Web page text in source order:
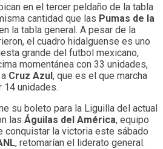
en el tercer peldaño de la tabla
cantidad que las Pumas de la
la tabla general. A pesar de la
el cuadro hidalguense es uno
grande del futbol mexicano,
momentánea con 33 unidades,
Cruz Azul, que es el que marcha
14 unidades.
su boleto para la Liguilla del actual
las Águilas del América, equipo
conquistar la victoria este sábado
, retomarían el liderato general.